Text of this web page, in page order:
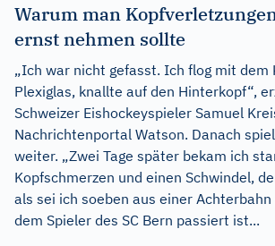
Warum man
ernst nehmen sollte
„Ich war nicht gefasst. Ich flog mit dem
Plexiglas, knallte auf den Hinterkopf“,
Schweizer Eishockeyspieler Samuel
Nachrichtenportal Watson. Danach
weiter. „Zwei Tage später bekam ich
Kopfschmerzen und einen Schwindel,
als sei ich soeben aus einer Achterbahn
dem Spieler des SC Bern passiert ist...